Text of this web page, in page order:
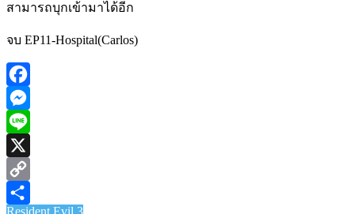
สามารถบุกเข้ามาได้อีก
จบ EP11-Hospital(Carlos)
Facebook
Messenger
Line
X
Copy